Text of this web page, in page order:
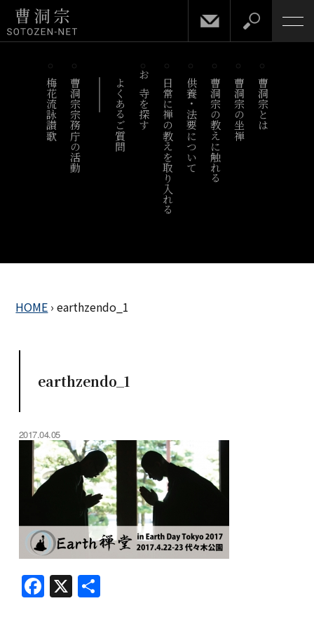
梅花流詠讃歌 曹洞宗宗務庁の活動 よくあるご質問 お寺を探す 日常に禅の教えを取り入れる供養・法要について曹洞宗の教えに触れる 曹洞宗の坐禅 曹洞宗とは
HOME › earthzendo_1
earthzendo_1
2017.04.05
F
a
X 共